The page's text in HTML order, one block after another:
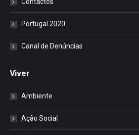
Portugal 2020
Canal de Denúncias
Viver
Ambiente
Ação Social